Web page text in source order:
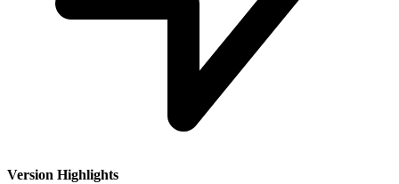
Version Highlights